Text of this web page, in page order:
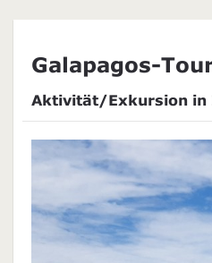
Galapagos-
Aktivität/Exkursion in